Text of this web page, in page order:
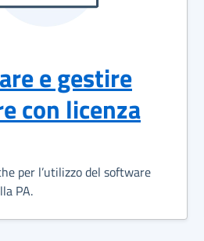
e gestire
con licenza
per l’utilizzo del software
PA.